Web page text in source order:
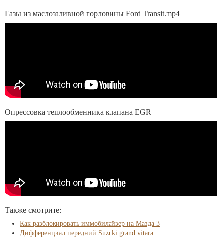
Газы из маслозаливной горловины Ford Transit.mp4
Опрессовка теплообменника клапана EGR
Также смотрите:
Как разблокировать иммобилайзер на Мазда 3
Дифференциал передний Suzuki grand vitara